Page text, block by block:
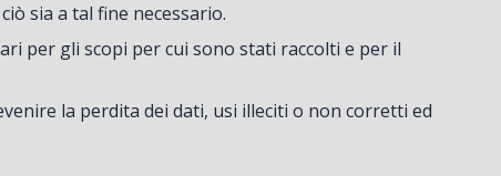
sia a tal fine necessario.
per gli scopi per cui sono stati raccolti e per il
la perdita dei dati, usi illeciti o non corretti ed